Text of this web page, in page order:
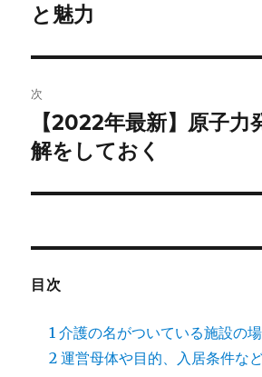
ナ
ビ
ゲ
ー
シ
ン
の
稿:
と魅力
次
の
稿:
【2022年最新】原子力
解をしておく
目次
1 介護の名がついている施設の
2 運営母体や目的、入居条件な